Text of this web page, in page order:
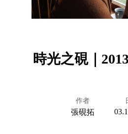
時光之硯｜
作者
張硯拓